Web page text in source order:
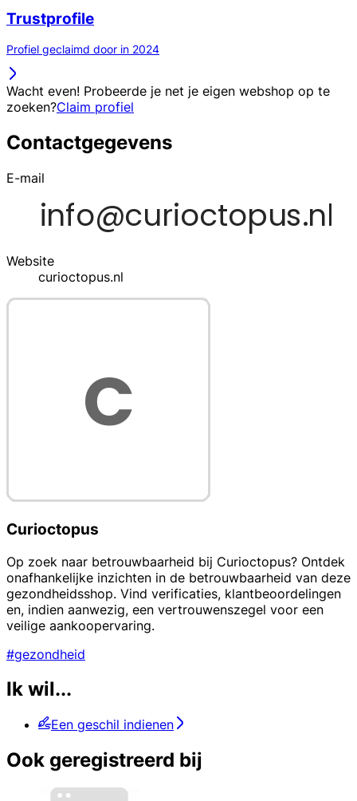
Trustprofile
Profiel geclaimd door in 2024
Wacht even! Probeerde je net je eigen webshop op te
zoeken?Claim profiel
Contactgegevens
E-mail
Website
curioctopus.nl
Curioctopus
Op zoek naar betrouwbaarheid bij Curioctopus? Ontdek
onafhankelijke inzichten in de betrouwbaarheid van deze
gezondheidsshop. Vind verificaties, klantbeoordelingen
en, indien aanwezig, een vertrouwenszegel voor een
veilige aankoopervaring.
#gezondheid
Ik wil...
Een geschil indienen
Ook geregistreerd bij